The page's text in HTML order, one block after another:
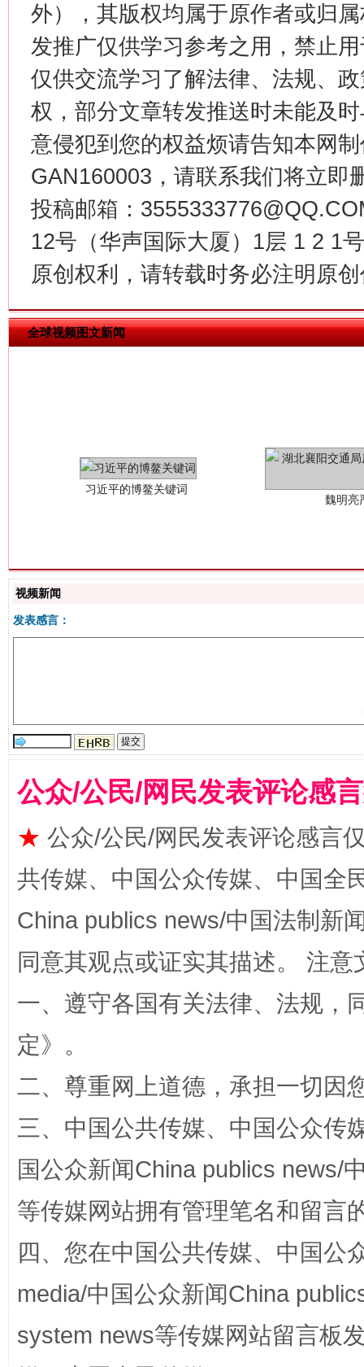
外），其版权均属于原作者或归
发推广仅供学习参考之用，禁止
仅供交流学习了解法律、法规、
权，部分文章转发推送时未能及
意侵犯到您的权益烦请告知本网
GAN160003，请联系我们将立即
投稿邮箱：
12号（华声国际大厦）1层 1 2 1
原创权利，请转载时务必注明原
全球视频图文新闻
在谋一域中谋全局
今
“刷贴”乱象丛生
揭批美国五大"原罪" "
解纷+调解+退费，一次搞定
视频新闻
发表感言：
公众/公民/网民发表评论感
★ 公众/公民/网民发表评论感言
共传媒、中国公众传媒、中国全
China publics news/中国法制新
同意其观点或证实其描述。 注
一、遵守各国有关法律、法规，
定》。
二、尊重网上道德，承担一切因
三、中国公共传媒、中国公众传
国公众新闻China publics news/
等传媒网站拥有管理笔名和留言
四、您在中国公共传媒、中国公
media/中国公众新闻China
system news等传媒网站留言板